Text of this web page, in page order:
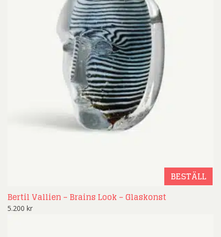
BESTÄLL
Bertil Vallien – Brains Look – Glaskonst
5.200 kr